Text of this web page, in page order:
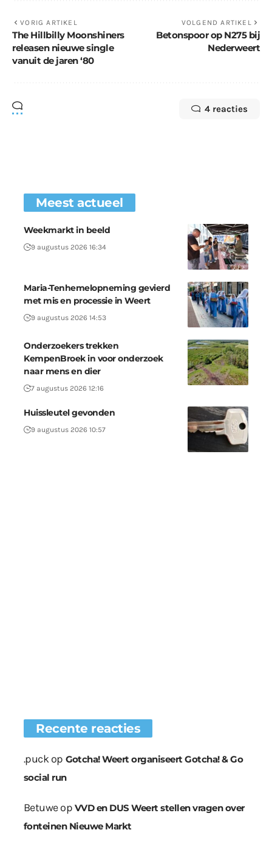
VORIG ARTIKEL
The Hillbilly Moonshiners
releasen nieuwe single
vanuit de jaren ‘80
VOLGEND ARTIKEL
Betonspoor op N275 bij
Nederweert
4 reacties
Meest actueel
Weekmarkt in beeld
9 augustus 2026 16:34
Maria-Tenhemelopneming gevierd
met mis en processie in Weert
9 augustus 2026 14:53
Onderzoekers trekken
KempenBroek in voor onderzoek
naar mens en dier
7 augustus 2026 12:16
Huissleutel gevonden
9 augustus 2026 10:57
Recente reacties
.puckop Gotcha! Weert organiseert Gotcha! & Go
social run
Betuweop VVD en DUS Weert stellen vragen over
fonteinen Nieuwe Markt